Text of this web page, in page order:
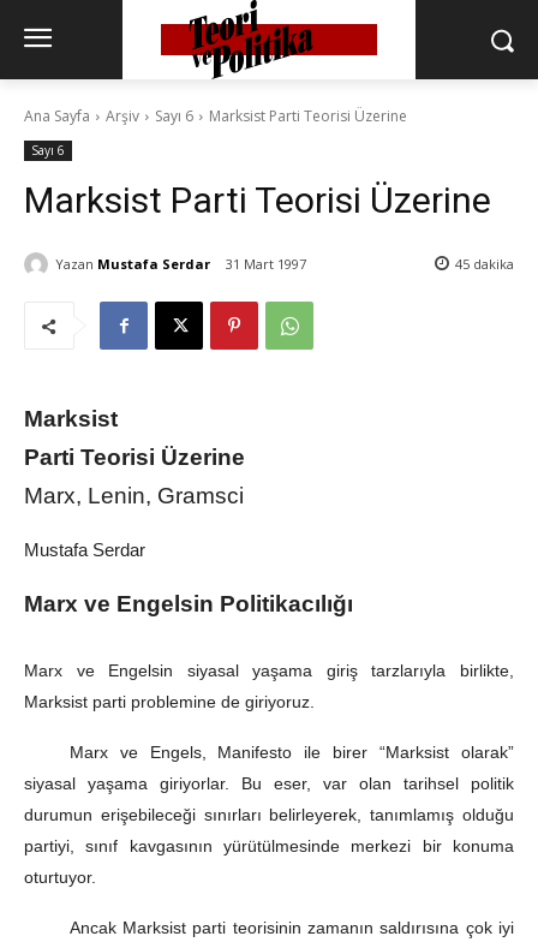
Ana Sayfa Arşiv Sayı 6 Marksist Parti Teorisi Üzerine
Sayı 6
Marksist Parti Teorisi Üzerine
Yazan Mustafa Serdar 31 Mart 1997 45 dakika
Marksist
Parti Teorisi Üzerine
Marx, Lenin, Gramsci
Mustafa Serdar
Marx ve Engelsin Politikacılığı
Marx ve Engelsin siyasal yaşama giriş tarzlarıyla birlikte,
Marksist parti problemine de giriyoruz.
Marx ve Engels, Manifesto ile birer “Marksist olarak”
siyasal yaşama giriyorlar. Bu eser, var olan tarihsel politik
durumun erişebileceği sınırları belirleyerek, tanımlamış olduğu
partiyi, sınıf kavgasının yürütülmesinde merkezi bir konuma
oturtuyor.
Ancak Marksist parti teorisinin zamanın saldırısına çok iyi